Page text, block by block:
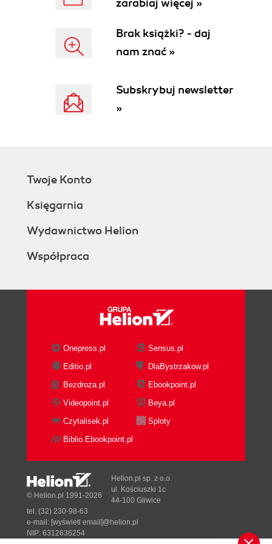
2.2. Building Your First Repository
2.4. Accessing Remote Repositories
2.5. Checking Out Files
2.8. Updating Sandboxes
2.9. Adding Files
3. Basic Use of CVS
3.1.2. CVS Command Syntax
3.2.3. Browsing the Repository
3.2.4. Creating a Sandbox
3.2.5. Checking Out from
3.2.6. Changing Repositories
3.2.7. Editing Sandbox Files
3.3. Committing Changes to the
Repository
Numbers
3.3.2. When to Commit
3.3.3. Checking File Status
3.4. Updating the Sandbox Files
from the Repository
3.4.1. Retrieving Past Revisions
zarabiaj więcej »
Brak książki? - daj
nam znać »
Subskrybuj newsletter
»
Twoje Konto
Księgarnia
Wydawnictwo Helion
Współpraca
Onepress.pl
Sensus.pl
Editio.pl
DlaBystrzakow.pl
Bezdroza.pl
Ebookpoint.pl
Videopoint.pl
Beya.pl
Czytalisek.pl
Sploty
Biblio.Ebookpoint.pl
© Helion.pl 1991-2026
Helion.pl sp. z o.o.
ul. Kościuszki 1c
44-100 Gliwice
tel. (32) 230-98-63
e-mail: [wyświetl email]@helion.pl
NIP: 6312636254